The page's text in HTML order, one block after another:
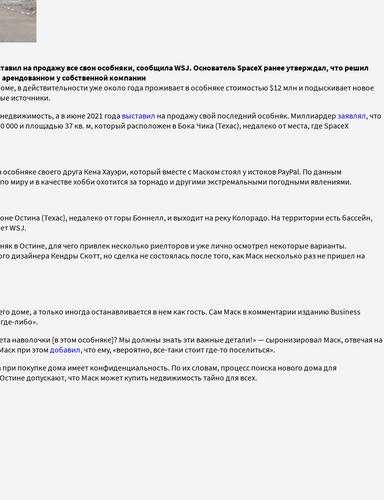
на продажу все свои особняки, сообщила WSJ. Основатель SpaceX ранее утверждал, что решил
у собственной компании
в действительности уже около года проживает в особняке стоимостью $12 млн и подыскивает новое
источники.
а в июне 2021 года выставил на продажу свой последний особняк. Миллиардер заявлял, что
и площадью 37 кв. м, который расположен в Бока Чика (Техас), недалеко от места, где SpaceX
своего друга Кена Хауэри, который вместе с Маском стоял у истоков PayPal. По данным
миру и в качестве хобби охотится за торнадо и другими экстремальными погодными явлениями.
Остина (Техас), недалеко от горы Боннелл, и выходит на реку Колорадо. На территории есть бассейн,
WSJ.
в Остине, для чего привлек несколько риелторов и уже лично осмотрел некоторые варианты.
дизайнера Кендры Скотт, но сделка не состоялась после того, как Маск несколько раз не пришел на
доме, а только иногда останавливается в нем как гость. Сам Маск в комментарии изданию Business
либо».
наволочки [в этом особняке]? Мы должны знать эти важные детали!» — сыронизировал Маск, отвечая на
при этом добавил, что ему, «вероятно, все-таки стоит где-то поселиться».
покупке дома имеет конфиденциальность. По их словам, процесс поиска нового дома для
допускают, что Маск может купить недвижимость тайно для всех.